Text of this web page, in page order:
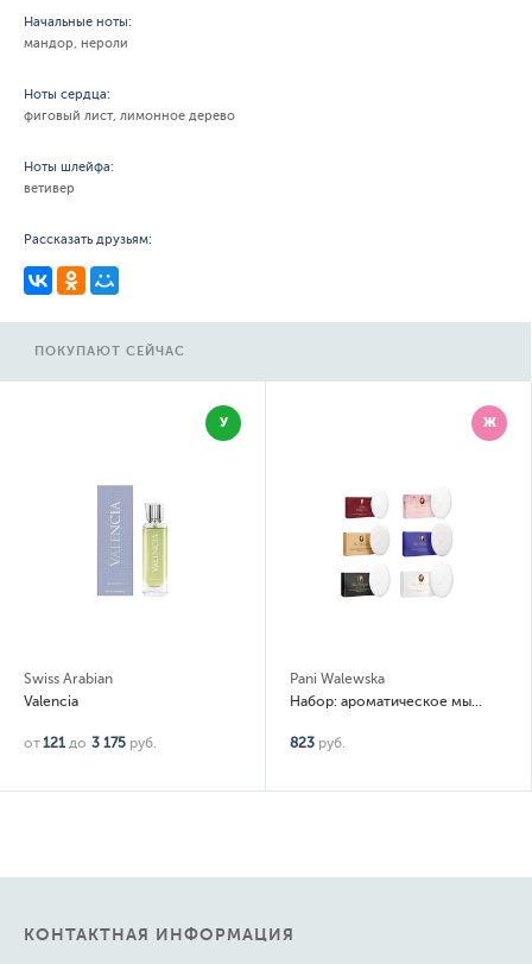
Начальные ноты:
мандор, нероли
Ноты сердца:
фиговый лист, лимонное дерево
Ноты шлейфа:
ветивер
Рассказать друзьям:
ПОКУПАЮТ СЕЙЧАС
У
Swiss Arabian
Valencia
от121 до 3 175 руб.
Ж
Pani Walewska
Набор: ароматическое мыло Classic, White, Gold, Noir, Ruby, Sweet Romance 6 шт по 100гр
823 руб.
КОНТАКТНАЯ ИНФОРМАЦИЯ